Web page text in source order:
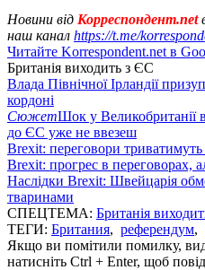
Новини від Корреспондент.net
наш канал https://t.me/
Читайте Korrespondent.net в
Британія виходить з ЄС
Влада Північної Ірландії
кордоні
СюжетШок у Великобританії
до ЄС уже не ввезеш
Brexit: переговори
Brexit: прогрес в переговорах,
Наслідки Brexit: Швейцарія
тваринами
СПЕЦТЕМА: Британія
ТЕГИ: Британия, референдум,
Якщо ви помітили помилку,
натисніть Ctrl + Enter, щоб